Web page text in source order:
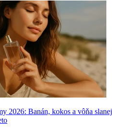
2026: Banán, kokos a vôňa slanej